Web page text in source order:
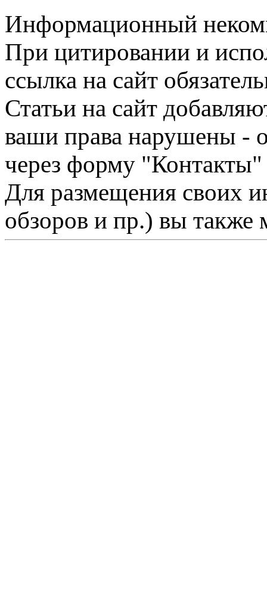
Информационный
При цитировании и
ссылка на сайт
Статьи на сайт
ваши права нарушены -
через форму "Контакты"
Для размещения своих
обзоров и пр.) вы также